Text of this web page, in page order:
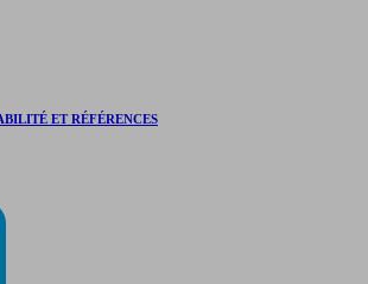
ET RÉFÉRENCES